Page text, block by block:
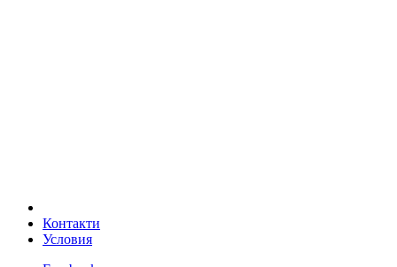
Контакти
Условия